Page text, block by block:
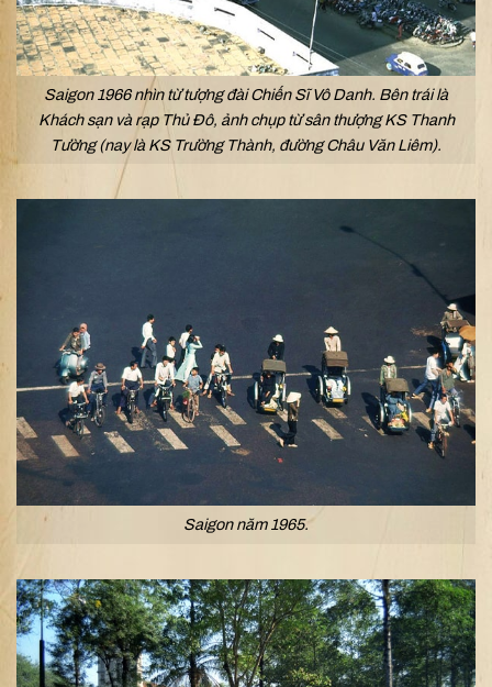
Saigon 1966 nhìn từ tượng đài Chiến Sĩ Vô Danh. Bên trái là
Khách sạn và rạp Thủ Đô, ảnh chụp từ sân thượng KS Thanh
Tường (nay là KS Trường Thành, đường Châu Văn Liêm).
Saigon năm 1965.